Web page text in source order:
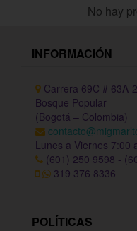
No hay
INFORMACIÓN
Carrera 69C # 63A-
Bosque Popular
(Bogotá – Colombia)
Lunes a Viernes 7:00
(601) 250 9598 -
319 376 8336
POLÍTICAS